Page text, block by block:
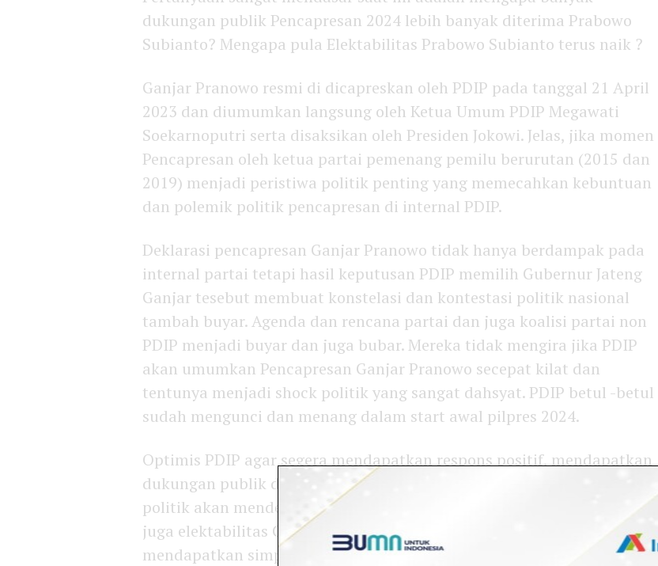
dukungan publik Pencapresan 2024 lebih banyak diterima Prabowo
Subianto? Mengapa pula Elektabilitas Prabowo Subianto terus naik ?
Ganjar Pranowo resmi di dicapreskan oleh PDIP pada tanggal 21 April
2023 dan diumumkan langsung oleh Ketua Umum PDIP Megawati
Soekarnoputri serta disaksikan oleh Presiden Jokowi. Jelas, jika momen
Pencapresan oleh ketua partai pemenang pemilu berurutan (2015 dan
2019) menjadi peristiwa politik penting yang memecahkan kebuntuan
dan polemik politik pencapresan di internal PDIP.
Deklarasi pencapresan Ganjar Pranowo tidak hanya berdampak pada
internal partai tetapi hasil keputusan PDIP memilih Gubernur Jateng
Ganjar tesebut membuat konstelasi dan kontestasi politik nasional
tambah buyar. Agenda dan rencana partai dan juga koalisi partai non
PDIP menjadi buyar dan juga bubar. Mereka tidak mengira jika PDIP
akan umumkan Pencapresan Ganjar Pranowo secepat kilat dan
tentunya menjadi shock politik yang sangat dahsyat. PDIP betul -betul
sudah mengunci dan menang dalam start awal pilpres 2024.
Optimis PDIP agar segera mendapatkan respons positif, mendapatkan
dukungan publik dan banyaknya partai politik atau juga koalisi partai
politik akan mendekat. Paska diumumkan pencapresan diharapkan
juga elektabilitas Ganjar Pranowo naik pesat dan juga PDIP
mendapatkan simpati dan juga coattail efects positif bagi elektabilitas